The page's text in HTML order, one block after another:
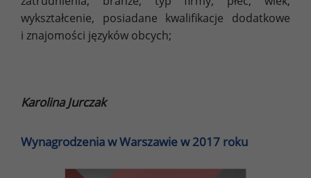
wykształcenie, posiadane kwalifikacje dodatkowe
i znajomości języków obcych;
Karolina Jurczak
Wynagrodzenia w Warszawie w 2017 roku